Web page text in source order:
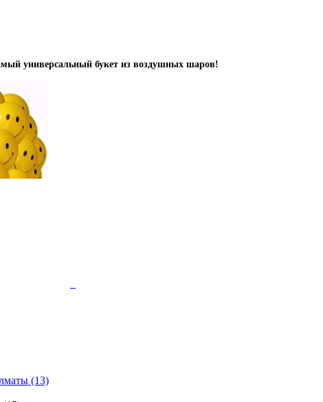
универсальный букет из воздушных шаров!
(13)